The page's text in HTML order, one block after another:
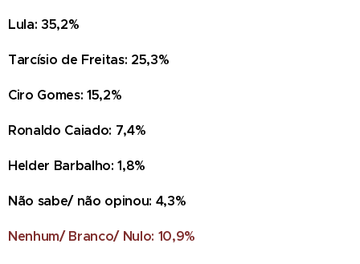
Lula: 35,2%
Tarcísio de Freitas: 25,3%
Ciro Gomes: 15,2%
Ronaldo Caiado: 7,4%
Helder Barbalho: 1,8%
Não sabe/ não opinou: 4,3%
Nenhum/ Branco/ Nulo: 10,9%